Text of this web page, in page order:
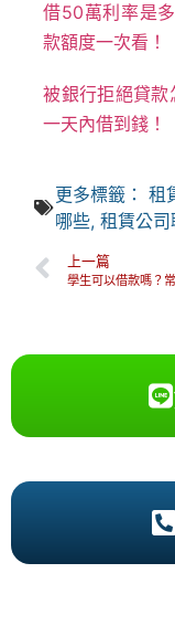
借50萬利率是
款額度一次看！
被銀行拒絕貸款
一天內借到錢！
更多標籤： 租
哪些,租賃公司
上一篇